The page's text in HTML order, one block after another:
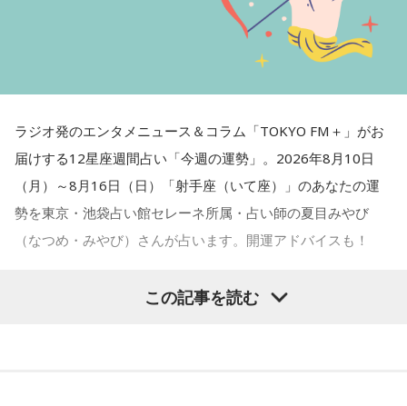
リピーターも多く、心の琴線に触れると話題に。占いや開運
で個性が輝けるような占いを発信中。Yahoo!占い「マザー占
術」など数多くのコンテンツもリリース。
Webサイト：https://selene-uranai.com/
オンライン占いセレーネ：https://online-uranai.jp/
ラジオ発のエンタメニュース＆コラム「TOKYO FM＋」がお
届けする12星座週間占い「今週の運勢」。2026年8月10日
（月）～8月16日（日）「射手座（いて座）」のあなたの運
勢を東京・池袋占い館セレーネ所属・占い師の夏目みやび
（なつめ・みやび）さんが占います。開運アドバイスも！
この記事を読む